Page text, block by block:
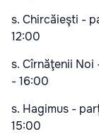
s. Chircăieşti -
12:00
s. Cîrnăţenii
- 16:00
s. Hagimus -
15:00